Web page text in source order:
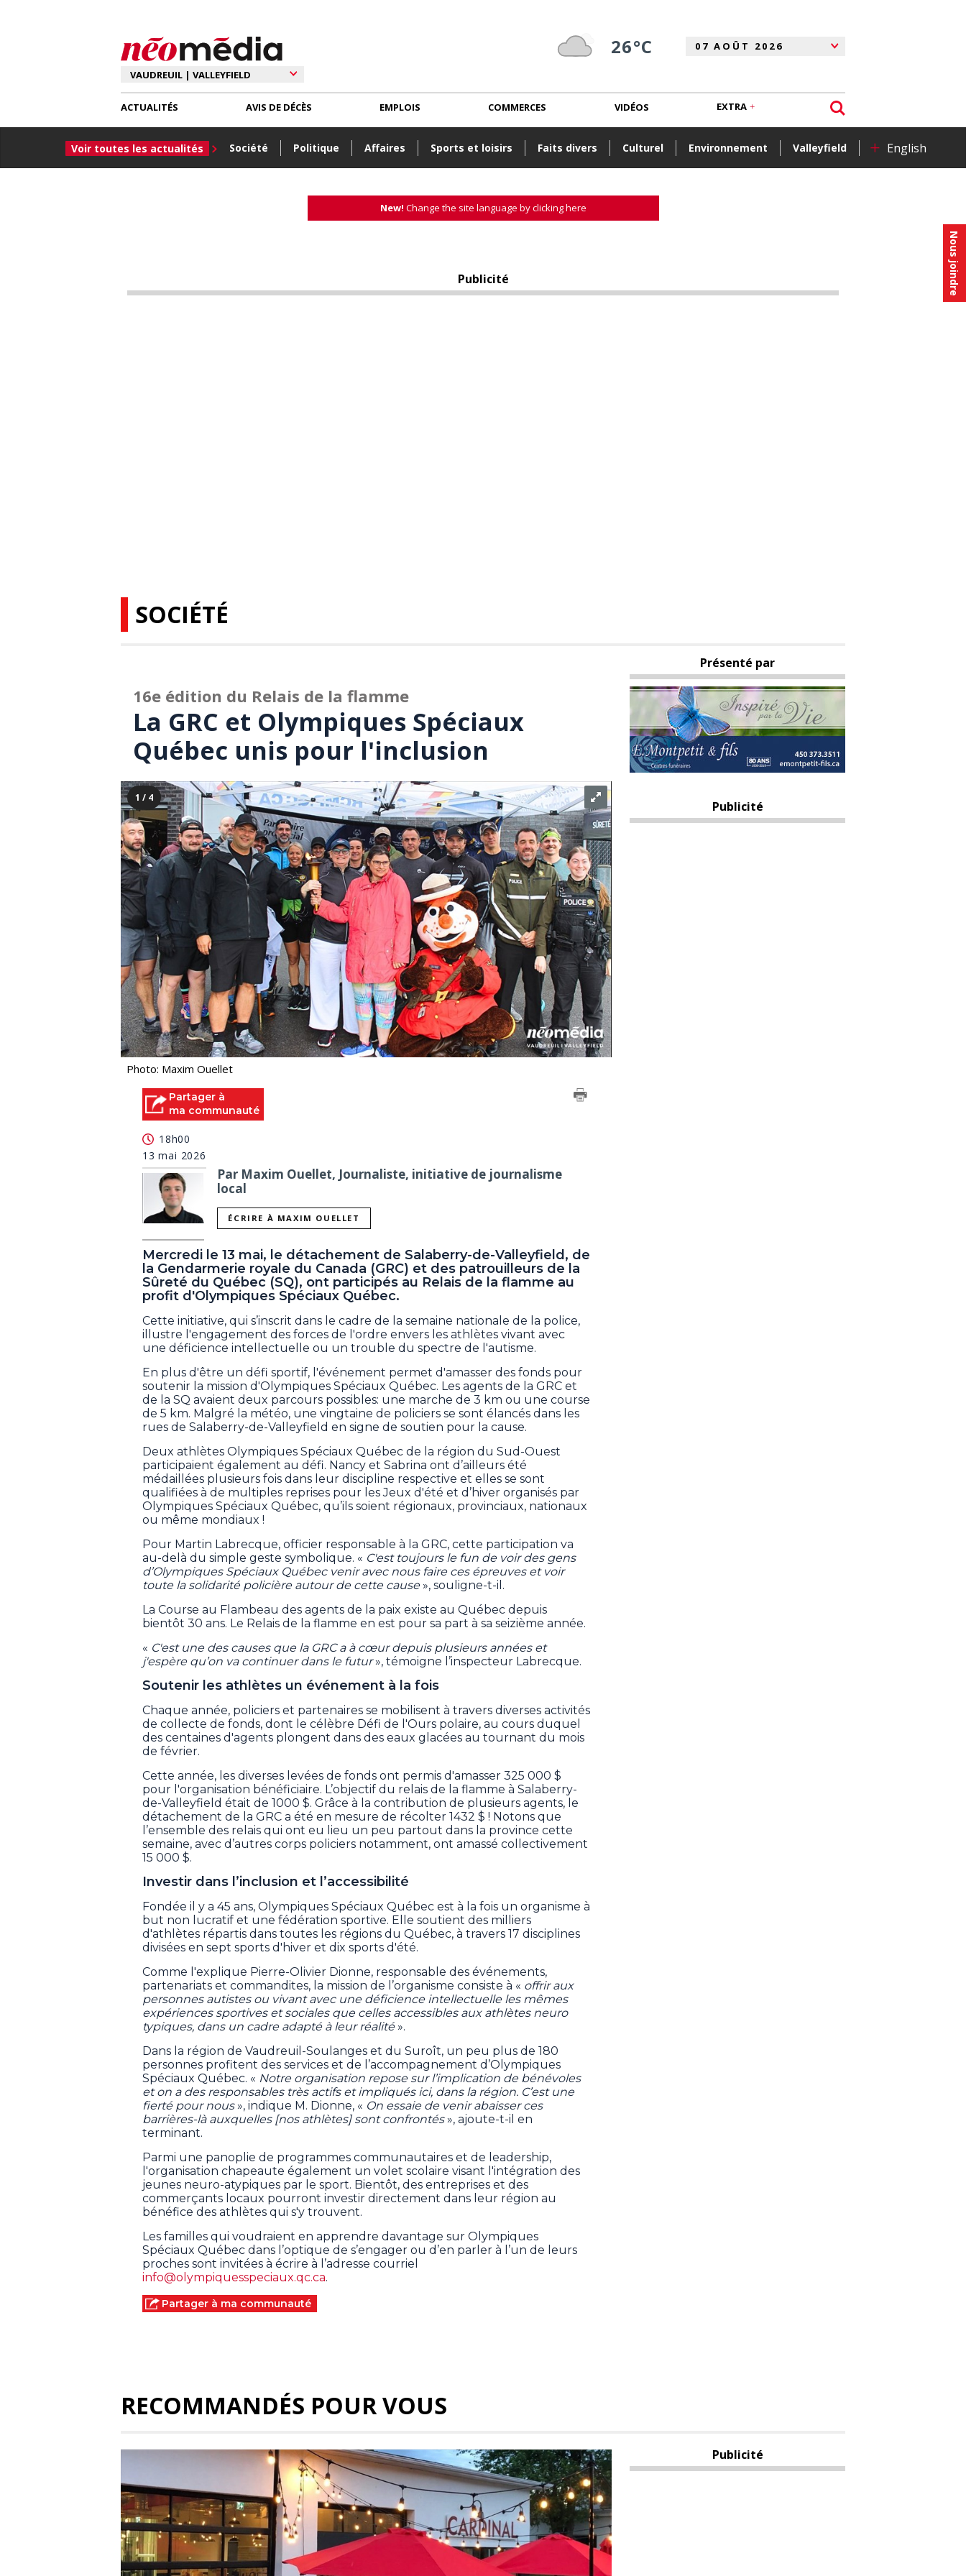
Nous joindre
26°C
ACTUALITÉS
Voir toutes les actualités Société Politique Affaires Sports et loisirs Faits divers Culturel Environnement Valleyfield + English
AVIS DE DÉCÈS EMPLOIS COMMERCES VIDÉOS EXTRA
New! Change the site language by clicking here
Publicité
SOCIÉTÉ
16e édition du Relais de la flamme
La GRC et Olympiques Spéciaux
Québec unis pour l'inclusion
1 / 4
Photo: Maxim Ouellet
Partager à
ma communauté
18h00
13 mai 2026
Par Maxim Ouellet, Journaliste, initiative de journalisme
local
ÉCRIRE À MAXIM OUELLET
Mercredi le 13 mai, le détachement de Salaberry-de-Valleyfield, de
la Gendarmerie royale du Canada (GRC) et des patrouilleurs de la
Sûreté du Québec (SQ), ont participés au Relais de la flamme au
profit d'Olympiques Spéciaux Québec.
Cette initiative, qui s’inscrit dans le cadre de la semaine nationale de la police,
illustre l'engagement des forces de l'ordre envers les athlètes vivant avec
une déficience intellectuelle ou un trouble du spectre de l'autisme.
En plus d'être un défi sportif, l'événement permet d'amasser des fonds pour
soutenir la mission d'Olympiques Spéciaux Québec. Les agents de la GRC et
de la SQ avaient deux parcours possibles: une marche de 3 km ou une course
de 5 km. Malgré la météo, une vingtaine de policiers se sont élancés dans les
rues de Salaberry-de-Valleyfield en signe de soutien pour la cause.
Deux athlètes Olympiques Spéciaux Québec de la région du Sud-Ouest
participaient également au défi. Nancy et Sabrina ont d’ailleurs été
médaillées plusieurs fois dans leur discipline respective et elles se sont
qualifiées à de multiples reprises pour les Jeux d'été et d’hiver organisés par
Olympiques Spéciaux Québec, qu’ils soient régionaux, provinciaux, nationaux
ou même mondiaux !
Pour Martin Labrecque, officier responsable à la GRC, cette participation va
au-delà du simple geste symbolique. « C'est toujours le fun de voir des gens
d’Olympiques Spéciaux Québec venir avec nous faire ces épreuves et voir
toute la solidarité policière autour de cette cause», souligne-t-il.
La Course au Flambeau des agents de la paix existe au Québec depuis
bientôt 30 ans. Le Relais de la flamme en est pour sa part à sa seizième année.
« C'est une des causes que la GRC a à cœur depuis plusieurs années et
j'espère qu’on va continuer dans le futur», témoigne l’inspecteur Labrecque.
Soutenir les athlètes un événement à la fois
Chaque année, policiers et partenaires se mobilisent à travers diverses activités
de collecte de fonds, dont le célèbre Défi de l'Ours polaire, au cours duquel
des centaines d'agents plongent dans des eaux glacées au tournant du mois
de février.
Cette année, les diverses levées de fonds ont permis d'amasser 325 000 $
pour l'organisation bénéficiaire. L’objectif du relais de la flamme à Salaberry-
de-Valleyfield était de 1000 $. Grâce à la contribution de plusieurs agents, le
détachement de la GRC a été en mesure de récolter 1432 $ ! Notons que
l’ensemble des relais qui ont eu lieu un peu partout dans la province cette
semaine, avec d’autres corps policiers notamment, ont amassé collectivement
15 000 $.
Investir dans l’inclusion et l’accessibilité
Fondée il y a 45 ans, Olympiques Spéciaux Québec est à la fois un organisme à
but non lucratif et une fédération sportive. Elle soutient des milliers
d'athlètes répartis dans toutes les régions du Québec, à travers 17 disciplines
divisées en sept sports d'hiver et dix sports d'été.
Comme l'explique Pierre-Olivier Dionne, responsable des événements,
partenariats et commandites, la mission de l’organisme consiste à « offrir aux
personnes autistes ou vivant avec une déficience intellectuelle les mêmes
expériences sportives et sociales que celles accessibles aux athlètes neuro
typiques, dans un cadre adapté à leur réalité».
Dans la région de Vaudreuil-Soulanges et du Suroît, un peu plus de 180
personnes profitent des services et de l’accompagnement d’Olympiques
Spéciaux Québec. « Notre organisation repose sur l’implication de bénévoles
et on a des responsables très actifs et impliqués ici, dans la région. C’est une
fierté pour nous», indique M. Dionne, « On essaie de venir abaisser ces
barrières-là auxquelles [nos athlètes] sont confrontés», ajoute-t-il en
terminant.
Parmi une panoplie de programmes communautaires et de leadership,
l'organisation chapeaute également un volet scolaire visant l'intégration des
jeunes neuro-atypiques par le sport. Bientôt, des entreprises et des
commerçants locaux pourront investir directement dans leur région au
bénéfice des athlètes qui s'y trouvent.
Les familles qui voudraient en apprendre davantage sur Olympiques
Spéciaux Québec dans l’optique de s’engager ou d’en parler à l’un de leurs
proches sont invitées à écrire à l’adresse courriel
info@olympiquesspeciaux.qc.ca.
Partager à ma communauté
Présenté par
Publicité
RECOMMANDÉS POUR VOUS
Publicité